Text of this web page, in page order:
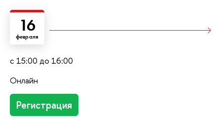
16
февраля
с 15:00 до 16:00
Онлайн
Регистрация